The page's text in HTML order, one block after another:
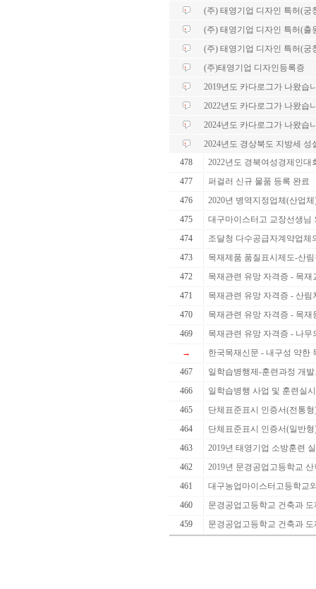
(주) 태영기업 디자인 특허(궁
(주) 태영기업 디자인 특허(출
(주) 태영기업 디자인 특허(궁
(주)태영기업 디자인등록증
2019년도 카다로그가 나왔습
2022년도 카다로그가 나왔습
2024년도 카다로그가 나왔습
2024년도 경상북도 지방세
478
2022년도 경북여성경제인대
477
퍼걸러 신규 물품 등록 완료
476
2020년 병역지정업체(산업
475
대구마이스터고 교장선생님
474
조달청 다수공급자계약업체
473
목재제품 품질표시제도-산
472
목재관련 유망 자격증 - 목재
471
목재관련 유망 자격증 - 산림
470
목재관련 유망 자격증 - 목재
469
목재관련 유망 자격증 - 나무
→
한국목재신문 - 내구성 약한
467
일학습병행제-훈련과정 개
466
일학습병행 사업 및 훈련실
465
단체표준표시 인증서(전통형
464
단체표준표시 인증서(일반형
463
2019년 태영기업 소방훈련
462
2019년 문경공업고등학교
461
대구농업마이스터고등학교
460
문경공업고등학교 건축과
459
문경공업고등학교 건축과